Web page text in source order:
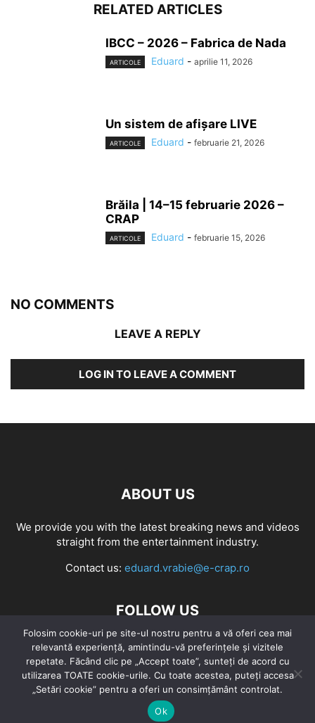
RELATED ARTICLES
IBCC – 2026 – Fabrica de Nada
ARTICOLE Eduard - aprilie 11, 2026
Un sistem de afișare LIVE
ARTICOLE Eduard - februarie 21, 2026
Brăila | 14–15 februarie 2026 –
CRAP
ARTICOLE Eduard - februarie 15, 2026
NO COMMENTS
LEAVE A REPLY
LOG IN TO LEAVE A COMMENT
ABOUT US
We provide you with the latest breaking news and videos
straight from the entertainment industry.
Contact us: eduard.vrabie@e-crap.ro
FOLLOW US
CarpFishing Competition
Folosim cookie-uri pe site-ul nostru pentru a vă oferi cea mai
relevantă experiență, amintindu-vă preferințele și vizitele
repetate. Făcând clic pe „Accept toate”, sunteți de acord cu
utilizarea TOATE cookie-urile. Cu toate acestea, puteți accesa
„Setări cookie” pentru a oferi un consimțământ controlat.
Ok